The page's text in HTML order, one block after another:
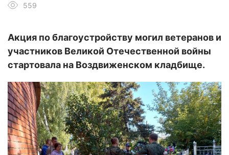
559
Акция по благоустройству могил ветеранов и
участников Великой Отечественной войны
стартовала на Воздвиженском кладбище.